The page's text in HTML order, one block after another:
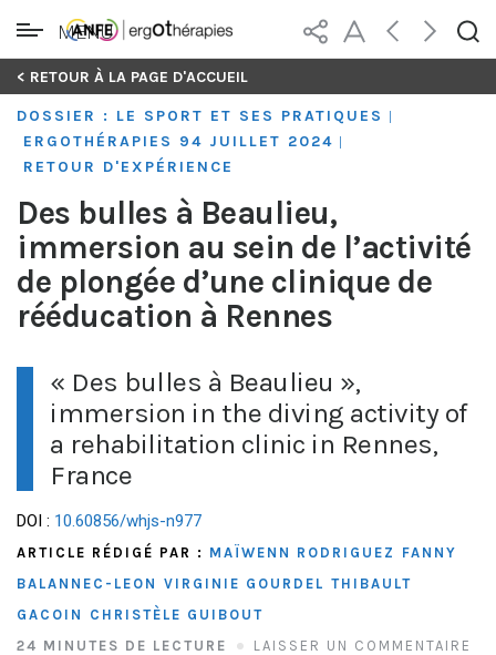
Skip
content
MENU
< RETOUR À LA PAGE D'ACCUEIL
DOSSIER : LE SPORT ET SES PRATIQUES
ERGOTHÉRAPIES 94 JUILLET 2024
RETOUR D'EXPÉRIENCE
Des bulles à Beaulieu,
immersion au sein de l’activité
de plongée d’une clinique de
rééducation à Rennes
« Des bulles à Beaulieu »,
immersion in the diving activity of
a rehabilitation clinic in Rennes,
France
DOI : 10.60856/whjs-n977
ARTICLE RÉDIGÉ PAR : MAÏWENN RODRIGUEZ
FANNY
BALANNEC-LEON VIRGINIE GOURDEL THIBAULT
GACOIN
CHRISTÈLE GUIBOUT
24 MINUTES DE LECTURE
LAISSER UN COMMENTAIRE